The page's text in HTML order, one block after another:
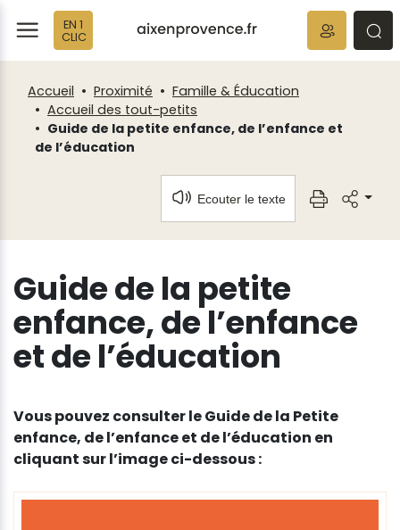
EN 1
CLIC
Accueil Proximité
Famille & Éducation
Accueil des tout-petits
Guide de la petite enfance, de l’enfance et
de l’éducation
Ecouter le texte
Guide de la petite
enfance, de l’enfance
et de l’éducation
Vous pouvez consulter le Guide de la Petite
enfance, de l’enfance et de l’éducation en
cliquant sur l’image ci-dessous :
Fenêtre
de
chat
Panneau de gestion des cookies